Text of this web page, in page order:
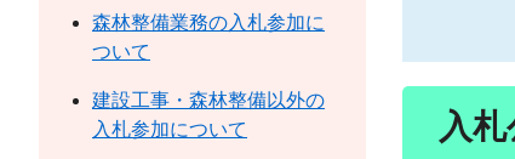
入
森林整備業務の入札参加に
ついて
建設工事・森林整備以外の
入札参加について